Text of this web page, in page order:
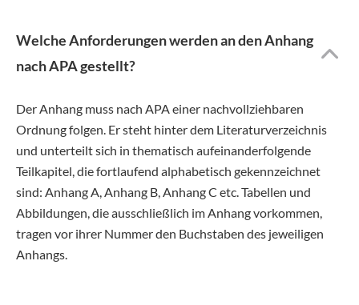
Welche Anforderungen werden an den Anhang
nach APA gestellt?
Der Anhang muss nach APA einer nachvollziehbaren
Ordnung folgen. Er steht hinter dem Literaturverzeichnis
und unterteilt sich in thematisch aufeinanderfolgende
Teilkapitel, die fortlaufend alphabetisch gekennzeichnet
sind: Anhang A, Anhang B, Anhang C etc. Tabellen und
Abbildungen, die ausschließlich im Anhang vorkommen,
tragen vor ihrer Nummer den Buchstaben des jeweiligen
Anhangs.